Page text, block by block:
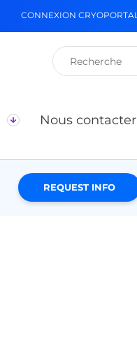
CONNEXION CRYOPORTAL
Rechercher :
Nous contacter
REQUEST INFO